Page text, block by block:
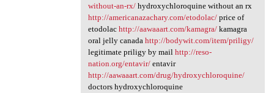
without-an-rx/hydroxychloroquine without an rx
http://americanazachary.com/etodolac/price of
etodolac http://aawaaart.com/kamagra/kamagra
oral jelly canada http://bodywit.com/item/priligy/
legitimate priligy by mail http://reso-
nation.org/entavir/entavir
http://aawaaart.com/drug/hydroxychloroquine/
doctors hydroxychloroquine